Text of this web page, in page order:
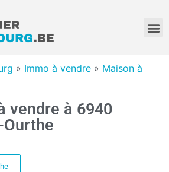
» Immo à vendre » Maison à
vendre à 6940